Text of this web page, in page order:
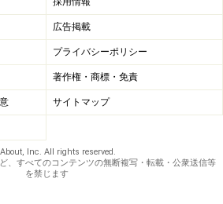
広告掲載
プライバシーポリシー
著作権・商標・免責
サイトマップ
Inc. All rights reserved.
、すべてのコンテンツの無断複写・転載・公衆送信等
を禁じます